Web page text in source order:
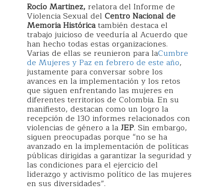
Rocío Martinez, relatora del Informe de
Violencia Sexual del Centro Nacional de
Memoria Históricatambién destaca el
trabajo juicioso de veeduría al Acuerdo que
han hecho todas estas organizaciones.
Varias de ellas se reunieron para laCumbre
de Mujeres y Paz en febrero de este año,
justamente para conversar sobre los
avances en la implementación y los retos
que siguen enfrentando las mujeres en
diferentes territorios de Colombia. En su
manifiesto, destacan como un logro la
recepción de 130 informes relacionados con
violencias de género a laJEP. Sin embargo,
siguen preocupadas porque “no se ha
avanzado en la implementación de políticas
públicas dirigidas a garantizar la seguridad y
las condiciones para el ejercicio del
liderazgo y activismo político de las mujeres
en sus diversidades”.